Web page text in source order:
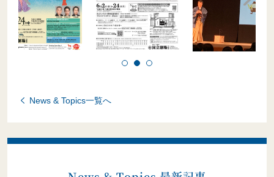
News & Topics一覧へ